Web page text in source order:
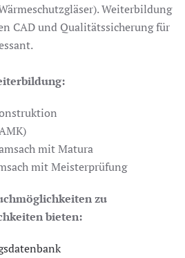
Weiterbildung
CAD und Qualitätssicherung für
mit Matura
mit Meisterprüfung
zu
bieten: